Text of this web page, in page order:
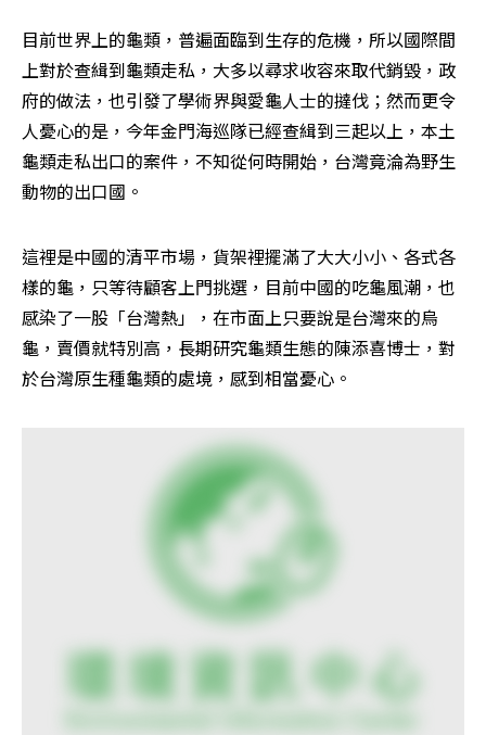
目前世界上的龜類，普遍面臨到生存的危機，所以國際間
上對於查緝到龜類走私，大多以尋求收容來取代銷毀，政
府的做法，也引發了學術界與愛龜人士的撻伐；然而更令
人憂心的是，今年金門海巡隊已經查緝到三起以上，本土
龜類走私出口的案件，不知從何時開始，台灣竟淪為野生
動物的出口國。
這裡是中國的清平市場，貨架裡擺滿了大大小小、各式各
樣的龜，只等待顧客上門挑選，目前中國的吃龜風潮，也
感染了一股「台灣熱」，在市面上只要說是台灣來的烏
龜，賣價就特別高，長期研究龜類生態的陳添喜博士，對
於台灣原生種龜類的處境，感到相當憂心。